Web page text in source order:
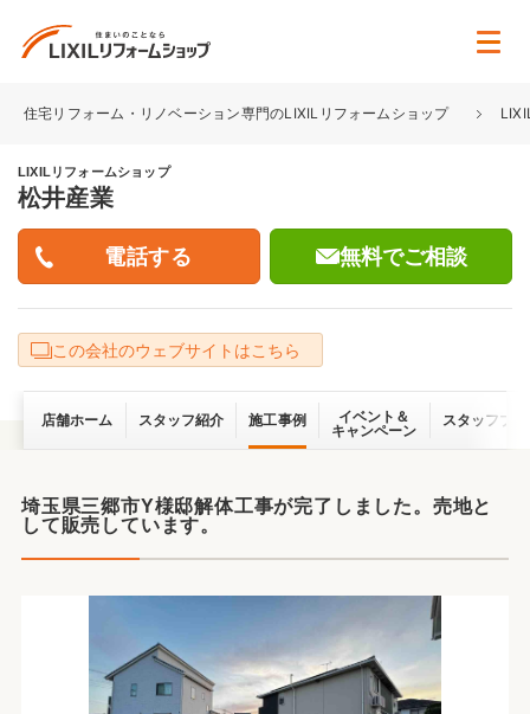
住宅リフォーム・リノベーション専門のLIXILリフォームショップ
LIXILリフォームショップ
松井産業
無料でご相談
この会社のウェブサイトはこちら
店舗ホーム スタッフ紹介 施工事例
イベント＆
キャンペーン
スタッフブ
埼玉県三郷市Y様邸解体工事が完了しました。売地と
して販売しています。